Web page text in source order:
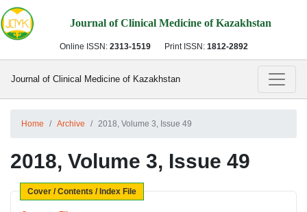
Journal of Clinical Medicine of Kazakhstan
Online ISSN: 2313-1519 Print ISSN: 1812-2892
Journal of Clinical Medicine of Kazakhstan
Home Archive 2018, Volume 3, Issue 49
2018, Volume 3, Issue 49
Cover / Contents / Index File